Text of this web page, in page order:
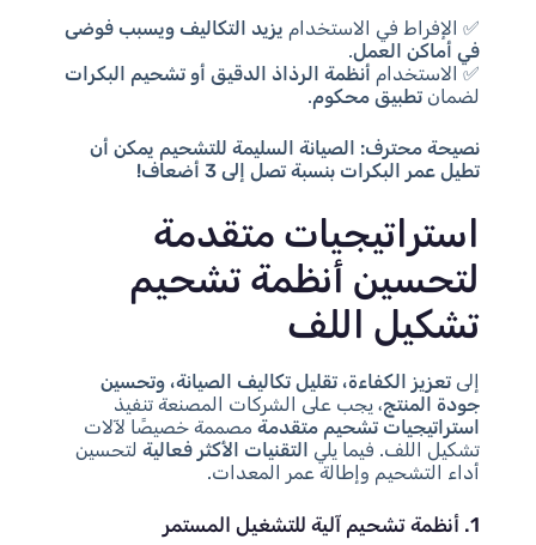
✅ الإفراط في الاستخدام يزيد التكاليف ويسبب فوضى
في أماكن العمل.
✅ الاستخدام أنظمة الرذاذ الدقيق أو تشحيم البكرات
لضمان تطبيق محكوم.
نصيحة محترف: الصيانة السليمة للتشحيم يمكن أن
تطيل عمر البكرات بنسبة تصل إلى 3 أضعاف!
استراتيجيات متقدمة
لتحسين أنظمة تشحيم
تشكيل اللف
إلى تعزيز الكفاءة، تقليل تكاليف الصيانة، وتحسين
جودة المنتج، يجب على الشركات المصنعة تنفيذ
استراتيجيات تشحيم متقدمةمصممة خصيصًا لآلات
تشكيل اللف. فيما يلي التقنيات الأكثر فعاليةلتحسين
أداء التشحيم وإطالة عمر المعدات.
1. أنظمة تشحيم آلية للتشغيل المستمر